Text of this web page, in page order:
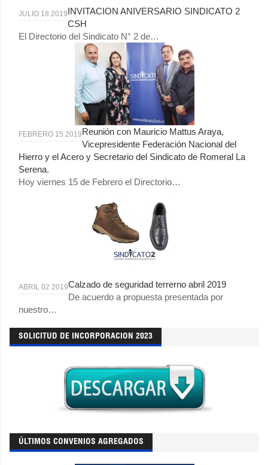
JULIO 18 2019INVITACION ANIVERSARIO SINDICATO 2
CSH
El Directorio del Sindicato N° 2 de…
FEBRERO 15 2019Reunión con Mauricio Mattus Araya,
Vicepresidente Federación Nacional del
Hierro y el Acero y Secretario del Sindicato de Romeral La
Serena.
Hoy viernes 15 de Febrero el Directorio…
ABRIL 02 2019Calzado de seguridad terrerno abril 2019
De acuerdo a propuesta presentada por
nuestro…
SOLICITUD DE INCORPORACION 2023
ÚLTIMOS CONVENIOS AGREGADOS